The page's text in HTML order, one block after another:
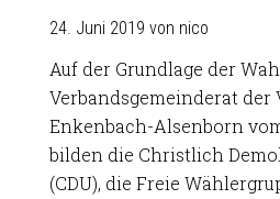
24. Juni 2019 von nico
Auf der Grundlage der
Verbandsgemeinderat der
Enkenbach-Alsenborn
bilden die Christlich
(CDU), die Freie